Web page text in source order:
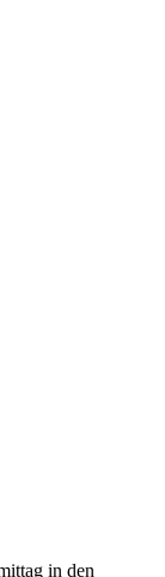
in den